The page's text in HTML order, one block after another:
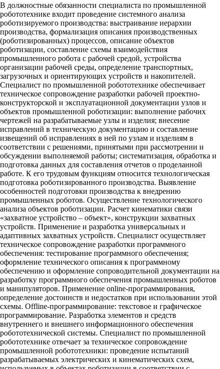
В должностные обязанности специалиста по промышленной
робототехнике входит проведение системного анализа
роботизируемого производства: выстраивание иерархии
производства, формализация описания производственных
(роботизированных) процессов, описание объектов
роботизации, составление схемы взаимодействия
промышленного робота с рабочей средой, устройства
организации рабочей среды, определение транспортных,
загрузочных и ориентирующих устройств и накопителей.
Специалист по промышленной робототехнике обеспечивает
техническое сопровождение разработки рабочей проектно-
конструкторской и эксплуатационной документации узлов и
объектов промышленной роботизации: выполнение рабочих
чертежей на разрабатываемые узлы и изделия; внесение
исправлений в техническую документацию и составление
извещений об исправлениях в ней по узлам и изделиям в
соответствии с решениями, принятыми при рассмотрении и
обсуждении выполняемой работы; систематизация, обработка и
подготовка данных для составления отчетов о проделанной
работе. К его трудовым функциям относится технологическая
подготовка роботизированного производства. Выявление
особенностей подготовки производства к внедрению
промышленных роботов. Осуществление технологического
анализа объектов роботизации. Расчет кинематики связи
«захватное устройство – объект», конструкции захватных
устройств. Применение и разработка универсальных и
адаптивных захватных устройств. Специалист осуществляет
техническое сопровождение разработки программного
обеспечения: тестирование программного обеспечения;
оформление технического описания к программному
обеспечению и оформление сопроводительной документации на
разработку программного обеспечения промышленных роботов
и манипуляторов. Применение оnline-программирования,
определение достоинств и недостатков при использовании этой
схемы. Offline-программирование: текстовое и графическое
программирование. Разработка элементов и средств
внутреннего и внешнего информационного обеспечения
робототехнической системы. Специалист по промышленной
робототехнике отвечает за техническое сопровождение
промышленной робототехники: проведение испытаний
разрабатываемых электрических и кинематических схем,